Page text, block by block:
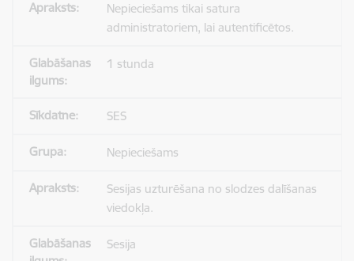
Nepieciešams tikai satura
administratoriem, lai autentificētos.
1 stunda
SES
Nepieciešams
Sesijas uzturēšana no slodzes dalīšanas
viedokļa.
Sesija